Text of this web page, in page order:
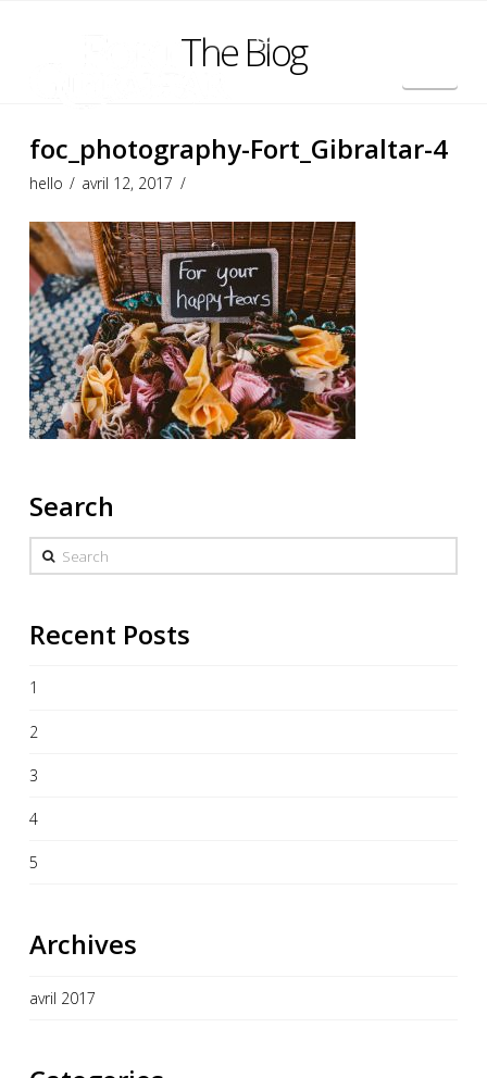
The Blog
foc_photography-Fort_Gibraltar-4
hello avril 12, 2017
Search
Search
Recent Posts
1
2
3
4
5
Archives
avril 2017